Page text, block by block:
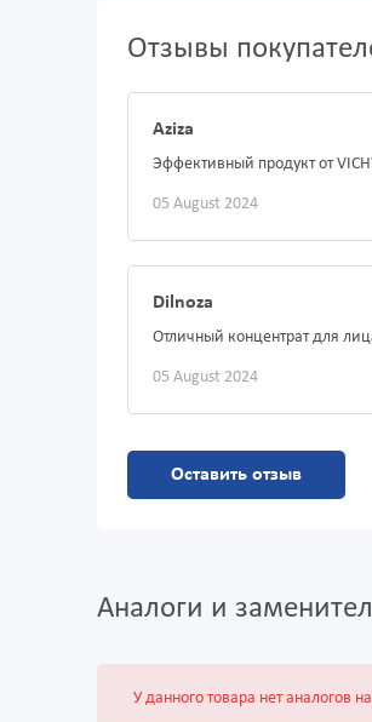
Отзывы
Aziza
Эффективный продукт от
05 August 2024
Dilnoza
Отличный концентрат для
05 August 2024
Оставить отзыв
Аналоги и
У данного товара нет аналогов